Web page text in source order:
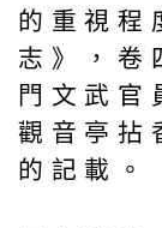
的重視程
志》，卷
門文武官
觀音亭拈
的記載。